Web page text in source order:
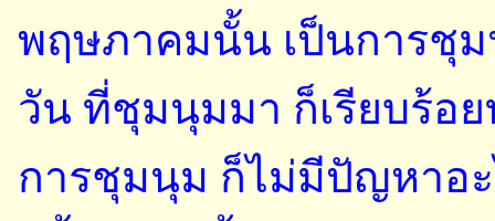
พฤษภาคมนั้น เป็นการชุ
วัน ที่ชุมนุมมา ก็เรียบร้อ
การชุมนุม ก็ไม่มีปัญหาอะ